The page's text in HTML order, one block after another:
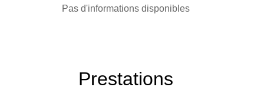
Pas d'informations disponibles
Prestations